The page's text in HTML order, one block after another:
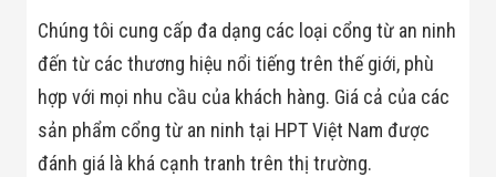
CHUYÊN
DỤNG
Máy Dò Tạp
Chất
Màn Hình
Tương Tác
Chúng tôi cung cấp đa dạng các loại cổng từ an ninh
đến từ các thương hiệu nổi tiếng trên thế giới, phù
hợp với mọi nhu cầu của khách hàng. Giá cả của các
sản phẩm cổng từ an ninh tại HPT Việt Nam được
đánh giá là khá cạnh tranh trên thị trường.